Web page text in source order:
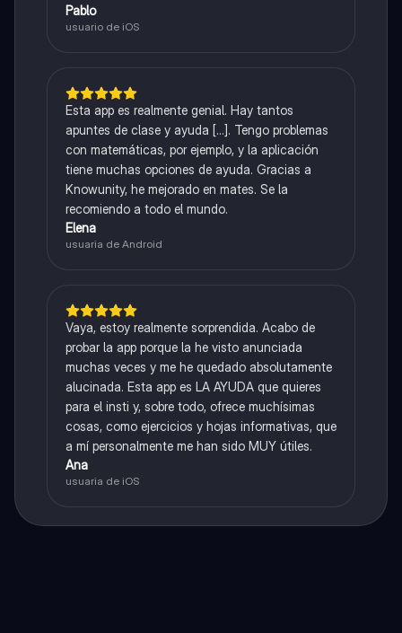
Pablo
usuario de iOS
Esta app es realmente genial. Hay tantos
apuntes de clase y ayuda [...]. Tengo problemas
con matemáticas, por ejemplo, y la aplicación
tiene muchas opciones de ayuda. Gracias a
Knowunity, he mejorado en mates. Se la
recomiendo a todo el mundo.
Elena
usuaria de Android
Vaya, estoy realmente sorprendida. Acabo de
probar la app porque la he visto anunciada
muchas veces y me he quedado absolutamente
alucinada. Esta app es LA AYUDA que quieres
para el insti y, sobre todo, ofrece muchísimas
cosas, como ejercicios y hojas informativas, que
a mí personalmente me han sido MUY útiles.
Ana
usuaria de iOS